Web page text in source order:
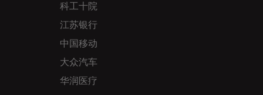
科工十院
江苏银行
中国移动
大众汽车
华润医疗